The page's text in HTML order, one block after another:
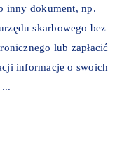
inny dokument, np.
skarbowego bez
lub zapłacić
informacje o swoich